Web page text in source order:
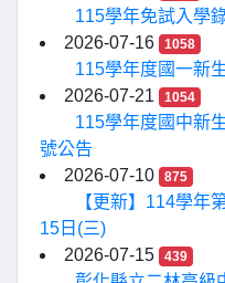
115學年免試入學
2026-07-16
1058
115學年度國一新
2026-07-21
1054
115學年度國中新
號公告
2026-07-10
875
【更新】114學年
15日(三)
2026-07-15
439